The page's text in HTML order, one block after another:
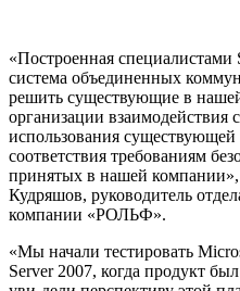
«Построенная специалистами
система объединенных
решить существующие в
организации взаимодействия
использования
соответствия требованиям
принятых в нашей
Кудряшов, руководитель
компании «РОЛЬФ».
«Мы начали тестировать
Server 2007, когда продукт